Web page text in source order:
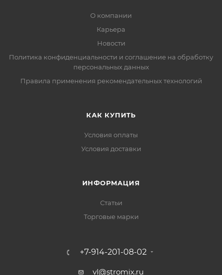
О компании
Карьера
Новости
Политика конфиденциальности и соглашение на обработку
персональных данных
Правила применения рекомендательных технологий
КАК КУПИТЬ
Условия оплаты
Условия доставки
ИНФОРМАЦИЯ
Статьи
Торговые марки
+7-914-201-08-02
vl@stromix.ru